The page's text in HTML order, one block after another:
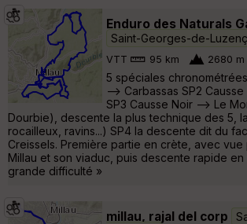
Enduro des Naturals
Saint-Georges-de-
VTT 95 km 2680 m
5 spéciales
--> Carbassas SP2
SP3 Causse Noir --> Le
Dourbie), descente la plus technique des 5,
rocailleux, ravins...) SP4 la descente dit du
Creissels. Première partie en crète, avec vue
Millau et son viaduc, puis descente rapide en
grande difficulté »
millau, rajal del corp